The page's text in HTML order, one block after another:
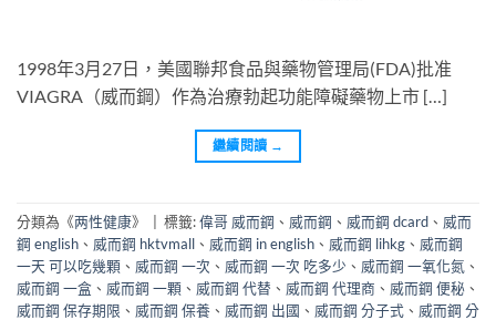
1998年3月27日，美國聯邦食品與藥物管理局(FDA)批准
VIAGRA（威而鋼）作為治療勃起功能障礙藥物上市 […]
繼續閱讀 →
分類為《两性健康》 標籤:偉哥 威而鋼 、 威而鋼 、 威而鋼 dcard 、 威而
鋼 english 、 威而鋼 hktvmall 、 威而鋼 in english 、 威而鋼 lihkg 、 威而鋼
一天 可以吃幾顆 、 威而鋼 一次 、 威而鋼 一次 吃多少 、 威而鋼 一氧化氮 、
威而鋼 一盒 、 威而鋼 一顆 、 威而鋼 代替 、 威而鋼 代理商 、 威而鋼 便秘 、
威而鋼 保存期限 、 威而鋼 保養 、 威而鋼 出國 、 威而鋼 分子式 、 威而鋼 分